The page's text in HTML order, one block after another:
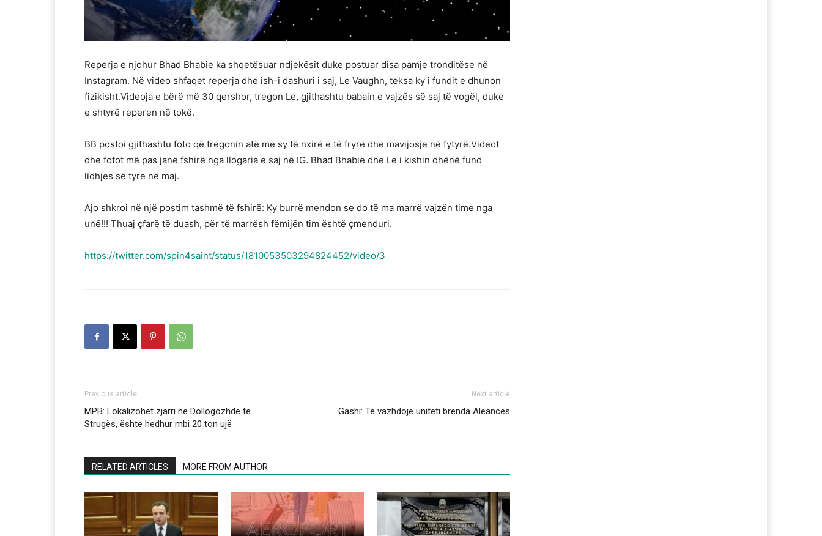
Reperja e njohur Bhad Bhabie ka shqetësuar ndjekësit duke postuar disa pamje tronditëse në
Instagram. Në video shfaqet reperja dhe ish-i dashuri i saj, Le Vaughn, teksa ky i fundit e dhunon
fizikisht.Videoja e bërë më 30 qershor, tregon Le, gjithashtu babain e vajzës së saj të vogël, duke
e shtyrë reperen në tokë.
BB postoi gjithashtu foto që tregonin atë me sy të nxirë e të fryrë dhe mavijosje në fytyrë.Videot
dhe fotot më pas janë fshirë nga llogaria e saj në IG. Bhad Bhabie dhe Le i kishin dhënë fund
lidhjes së tyre në maj.
Ajo shkroi në një postim tashmë të fshirë: Ky burrë mendon se do të ma marrë vajzën time nga
unë!!! Thuaj çfarë të duash, për të marrësh fëmijën tim është çmenduri.
https://twitter.com/spin4saint/status/1810053503294824452/video/3
Previous article
MPB: Lokalizohet zjarri në Dollogozhdë të
Strugës, është hedhur mbi 20 ton ujë
Next article
Gashi: Të vazhdojë uniteti brenda Aleancës
RELATED ARTICLES MORE FROM AUTHOR